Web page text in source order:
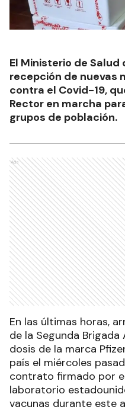
El Ministerio de Salud
recepción de nuevas
contra el Covid-19,
Rector en marcha
grupos de población.
Ads
En las últimas horas,
de la Segunda
dosis de la marca
país el miércoles
contrato firmado por
laboratorio
vacunas durante este